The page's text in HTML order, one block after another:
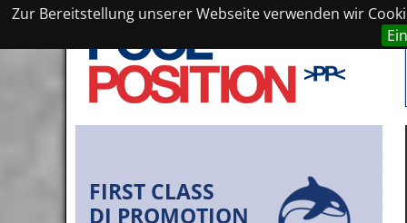
Zur Bereitstellung unserer Webseite verwenden wir
FIRST CLASS
DJ PROMOTION